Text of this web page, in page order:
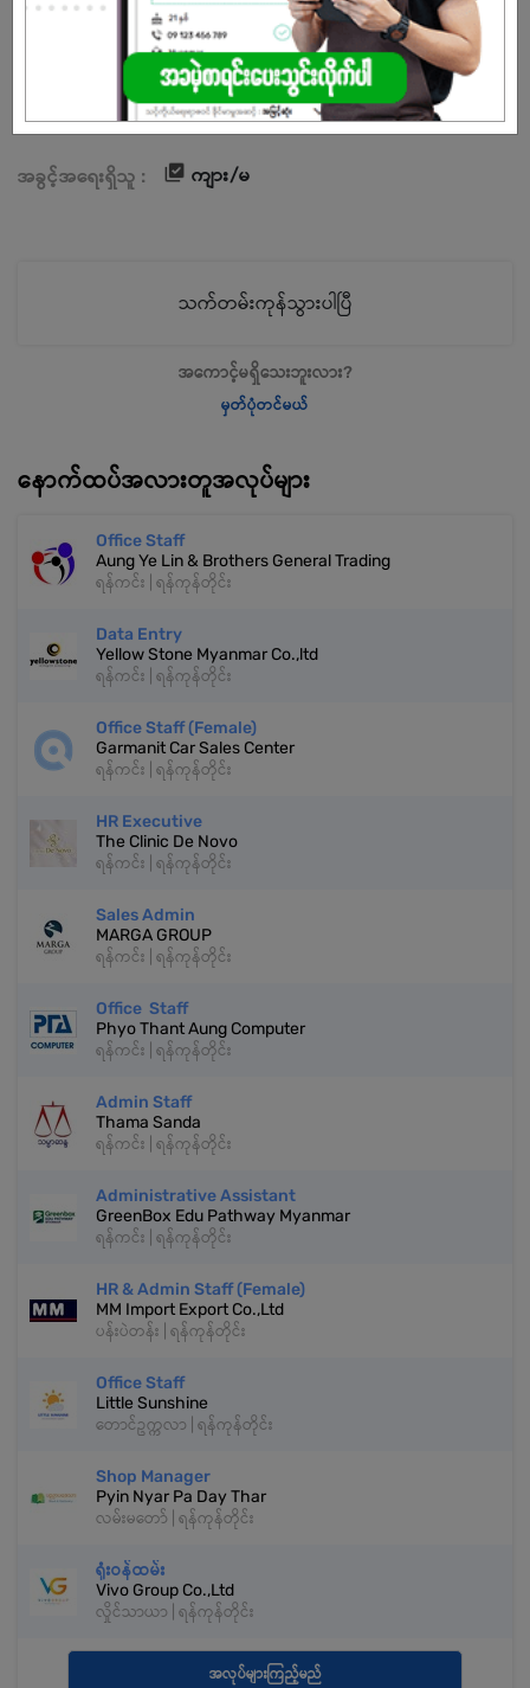
အခွင့်အရေးရှိသူ : ကျား/မ
သက်တမ်းကုန်သွားပါပြီ
အကောင့်မရှိသေးဘူးလား?
မှတ်ပုံတင်မယ်
နောက်ထပ်အလားတူအလုပ်များ
Office Staff
Aung Ye Lin & Brothers General Trading
ရန်ကင်း | ရန်ကုန်တိုင်း
Data Entry
Yellow Stone Myanmar Co.,ltd
ရန်ကင်း | ရန်ကုန်တိုင်း
Office Staff (Female)
Garmanit Car Sales Center
ရန်ကင်း | ရန်ကုန်တိုင်း
HR Executive
The Clinic De Novo
ရန်ကင်း | ရန်ကုန်တိုင်း
Sales Admin
MARGA GROUP
ရန်ကင်း | ရန်ကုန်တိုင်း
Office Staff
Phyo Thant Aung Computer
ရန်ကင်း | ရန်ကုန်တိုင်း
Admin Staff
Thama Sanda
ရန်ကင်း | ရန်ကုန်တိုင်း
Administrative Assistant
GreenBox Edu Pathway Myanmar
ရန်ကင်း | ရန်ကုန်တိုင်း
HR & Admin Staff (Female)
MM Import Export Co.,Ltd
ပန်းပဲတန်း | ရန်ကုန်တိုင်း
Office Staff
Little Sunshine
တောင်ဥက္ကလာ | ရန်ကုန်တိုင်း
Shop Manager
Pyin Nyar Pa Day Thar
လမ်းမတော် | ရန်ကုန်တိုင်း
ရုံးဝန်ထမ်း
Vivo Group Co.,Ltd
လှိုင်သာယာ | ရန်ကုန်တိုင်း
အလုပ်များကြည့်မည်